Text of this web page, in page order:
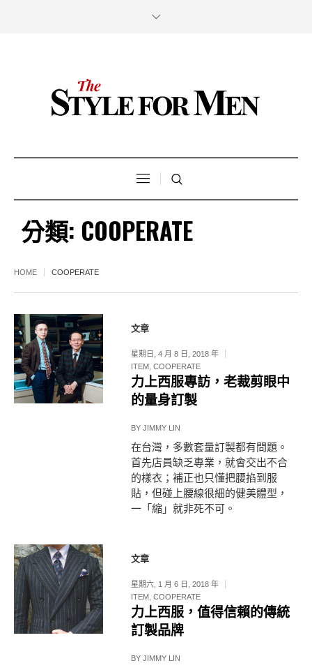
分類: COOPERATE
HOME COOPERATE
文章
星期日, 4 月 8 日, 2018 年
ITEM ,COOPERATE
力上西服專訪，老裁剪眼中
的量身訂製
BYJIMMY LIN
在台灣，多數套量訂製都有問題。
首先店員缺乏專業，就會交出不合
的樣衣；補正也只懂把腰掐到服
貼，但碰上腰線很細的健美體型，
一「縮」就非死不可。
文章
星期六, 1 月 6 日, 2018 年
ITEM ,COOPERATE
力上西服，值得信賴的傳統
訂製品牌
BYJIMMY LIN